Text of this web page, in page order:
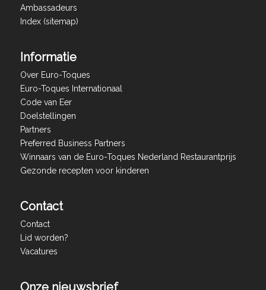
Ambassadeurs
Index (sitemap)
Informatie
Over Euro-Toques
Euro-Toques Internationaal
Code van Eer
Doelstellingen
Partners
Preferred Business Partners
Winnaars van de Euro-Toques Nederland Restaurantprijs
Gezonde recepten voor kinderen
Contact
Contact
Lid worden?
Vacatures
Onze nieuwsbrief